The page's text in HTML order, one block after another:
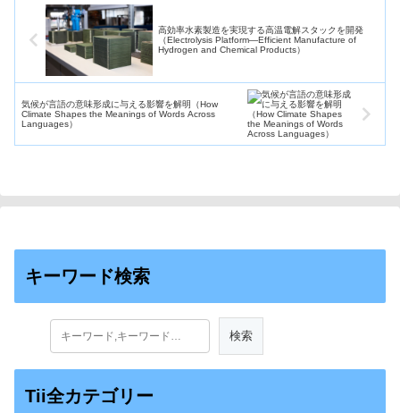
高効率水素製造を実現する高温電解スタックを開発
（Electrolysis Platform—Efficient Manufacture of
Hydrogen and Chemical Products）
気候が言語の意味形成に与える影響を解明（How
Climate Shapes the Meanings of Words Across
Languages）
キーワード検索
Tii全カテゴリー